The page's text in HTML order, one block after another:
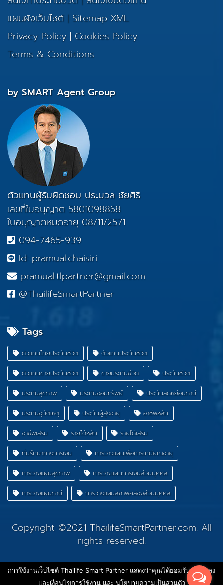
แผนผังเว็บไซต์| Sitemap XML
Privacy Policy | Cookies Policy
Terms & Conditions
by SMART Agent Group
ตัวแทนผู้รับผิดชอบ ประมวล ชัยศิริ
เลขที่ใบอนุญาต 5801098868
ใบอนุญาตหมดอายุ 08/11/2571
094-7465-939
Id: pramual.chaisiri
pramual.tlpartner@gmail.com
@ThailifeSmartPartner
Tags
ตัวแทนไทยประกันชีวิต ตัวแทนประกันชีวิต
ตัวแทนขายประกันชีวิต ขายประกันชีวิต ประกันชีวิต
ประกันสุขภาพ ประกันออมทรัพย์ ประกันลดหย่อนภาษี
ประกันอุบัติเหตุ ประกันผู้สูงอายุ อาชีพหลัก
อาชีพเสริม รายได้หลัก รายได้เสริม
ที่ปรึกษาทางการเงิน การวางแผนเพื่อการเกษียณอายุ
การวางแผนสุขภาพ การวางแผนการเงินส่วนบุคคล
การวางแผนภาษี การวางแผนสภาพคล่องส่วนบุคคล
Copyright ©2021 ThailifeSmartPartner.com. All
rights reserved.
การใช้งานเว็บไซต์ Thailife Smart Partner แสดงว่าคุณได้ยอมรับ ข้อตกลง
และเงื่อนไขการใช้งาน และ นโยบายความเป็นส่วนตัว